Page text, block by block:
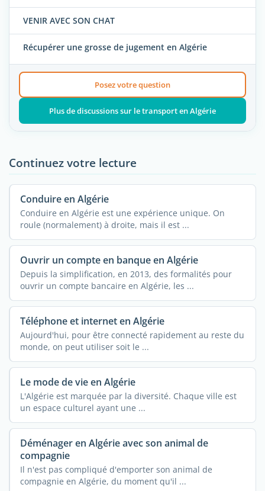
VENIR AVEC SON CHAT
Récupérer une grosse de jugement en Algérie
Posez votre question
Plus de discussions sur le transport en Algérie
Continuez votre lecture
Conduire en Algérie
Conduire en Algérie est une expérience unique. On
roule (normalement) à droite, mais il est ...
Ouvrir un compte en banque en Algérie
Depuis la simplification, en 2013, des formalités pour
ouvrir un compte bancaire en Algérie, les ...
Téléphone et internet en Algérie
Aujourd'hui, pour être connecté rapidement au reste du
monde, on peut utiliser soit le ...
Le mode de vie en Algérie
L'Algérie est marquée par la diversité. Chaque ville est
un espace culturel ayant une ...
Déménager en Algérie avec son animal de
compagnie
Il n'est pas compliqué d'emporter son animal de
compagnie en Algérie, du moment qu'il ...